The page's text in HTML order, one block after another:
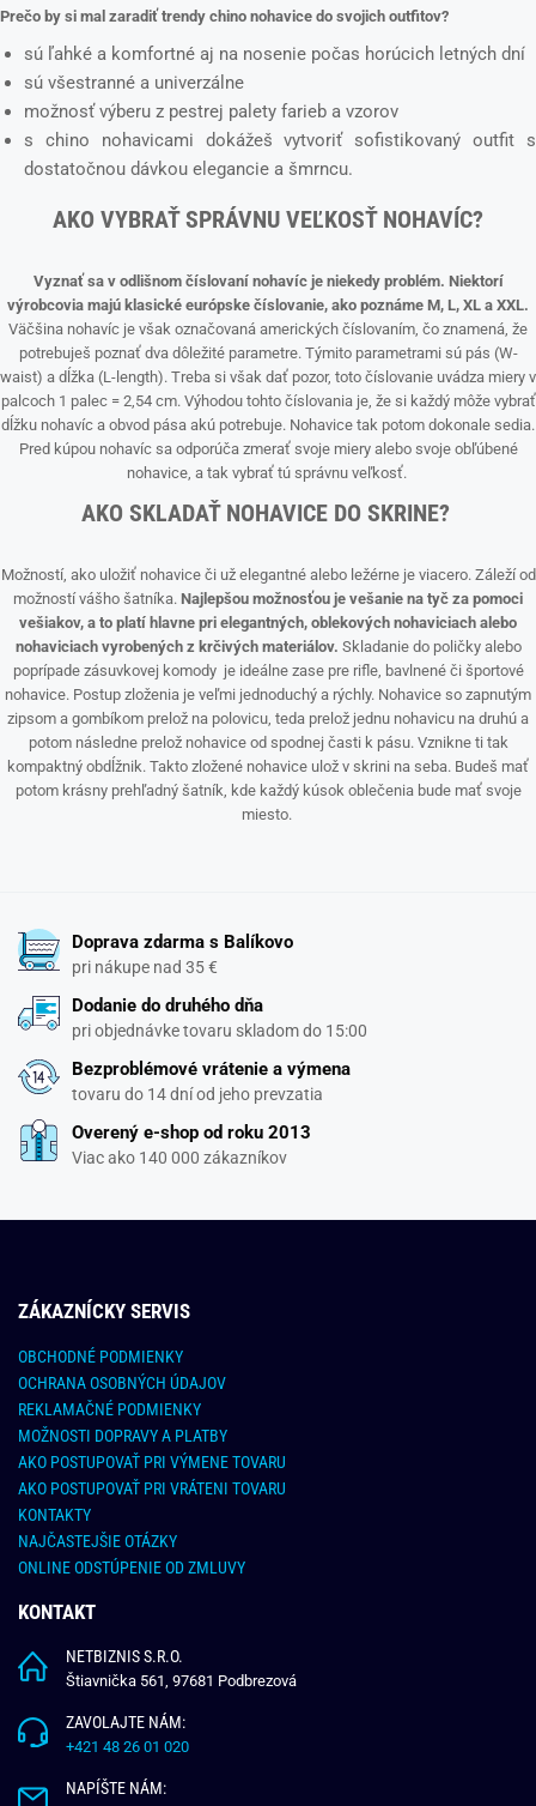
Prečo by si mal zaradiť trendy chino nohavice do svojich outfitov?
sú ľahké a komfortné aj na nosenie počas horúcich letných dní
sú všestranné a univerzálne
možnosť výberu z pestrej palety farieb a vzorov
s chino nohavicami dokážeš vytvoriť sofistikovaný outfit s
dostatočnou dávkou elegancie a šmrncu.
AKO VYBRAŤ SPRÁVNU VEĽKOSŤ NOHAVÍC?
Vyznať sa v odlišnom číslovaní nohavíc je niekedy problém. Niektorí
výrobcovia majú klasické európske číslovanie, ako poznáme M, L, XL a XXL.
Väčšina nohavíc je však označovaná amerických číslovaním, čo znamená, že
potrebuješ poznať dva dôležité parametre. Týmito parametrami sú pás (W-
waist) a dĺžka (L-length). Treba si však dať pozor, toto číslovanie uvádza miery v
palcoch 1 palec = 2,54 cm. Výhodou tohto číslovania je, že si každý môže vybrať
dĺžku nohavíc a obvod pása akú potrebuje. Nohavice tak potom dokonale sedia.
Pred kúpou nohavíc sa odporúča zmerať svoje miery alebo svoje obľúbené
nohavice, a tak vybrať tú správnu veľkosť.
AKO SKLADAŤ NOHAVICE DO SKRINE?
Možností, ako uložiť nohavice či už elegantné alebo ležérne je viacero. Záleží od
možností vášho šatníka. Najlepšou možnosťou je vešanie na tyč za pomoci
vešiakov, a to platí hlavne pri elegantných, oblekových nohaviciach alebo
nohaviciach vyrobených z krčivých materiálov. Skladanie do poličky alebo
poprípade zásuvkovej komody je ideálne zase pre rifle, bavlnené či športové
nohavice. Postup zloženia je veľmi jednoduchý a rýchly. Nohavice so zapnutým
zipsom a gombíkom prelož na polovicu, teda prelož jednu nohavicu na druhú a
potom následne prelož nohavice od spodnej časti k pásu. Vznikne ti tak
kompaktný obdĺžnik. Takto zložené nohavice ulož v skrini na seba. Budeš mať
potom krásny prehľadný šatník, kde každý kúsok oblečenia bude mať svoje
miesto.
Doprava zdarma s Balíkovo
pri nákupe nad 35 €
Dodanie do druhého dňa
pri objednávke tovaru skladom do 15:00
Bezproblémové vrátenie a výmena
tovaru do 14 dní od jeho prevzatia
Overený e-shop od roku 2013
Viac ako 140 000 zákazníkov
ZÁKAZNÍCKY SERVIS
OBCHODNÉ PODMIENKY
OCHRANA OSOBNÝCH ÚDAJOV
REKLAMAČNÉ PODMIENKY
MOŽNOSTI DOPRAVY A PLATBY
AKO POSTUPOVAŤ PRI VÝMENE TOVARU
AKO POSTUPOVAŤ PRI VRÁTENI TOVARU
KONTAKTY
NAJČASTEJŠIE OTÁZKY
ONLINE ODSTÚPENIE OD ZMLUVY
KONTAKT
NETBIZNIS S.R.O.
Štiavnička 561, 97681 Podbrezová
ZAVOLAJTE NÁM:
+421 48 26 01 020
NAPÍŠTE NÁM: